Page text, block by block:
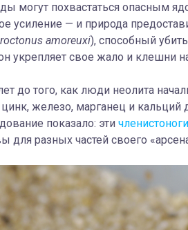
могут похвастаться опасным
усиление — и природа
amoreuxi), способный
укрепляет свое жало и клешни
до того, как люди неолита
железо, марганец и
показало: эти
для разных частей своего